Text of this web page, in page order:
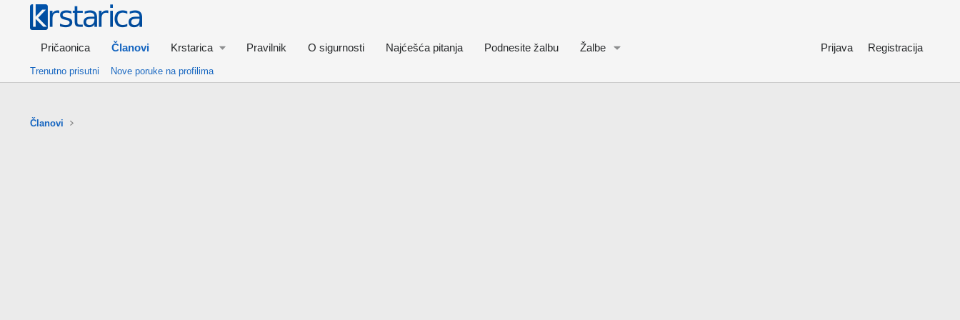
Pričaonica Članovi Krstarica Pravilnik O sigurnosti Najćešća pitanja Podnesite žalbu Žalbe Prijava Registracija
Trenutno prisutni Nove poruke na profilima
Članovi